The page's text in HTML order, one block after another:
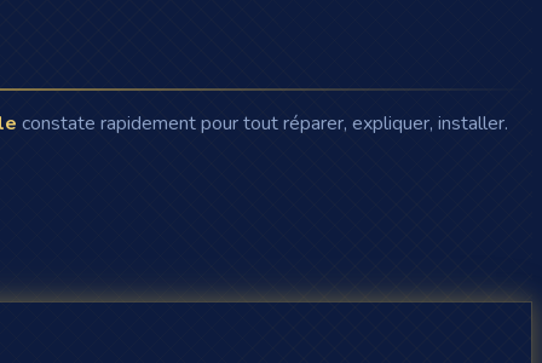
constate rapidement pour tout réparer, expliquer, installer.